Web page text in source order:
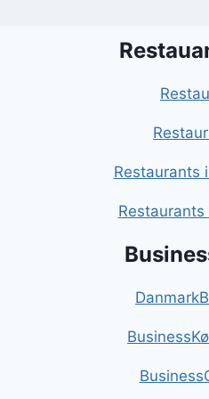
Restaurants